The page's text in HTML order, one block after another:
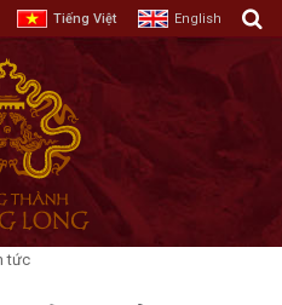
Tiếng Việt English
tức